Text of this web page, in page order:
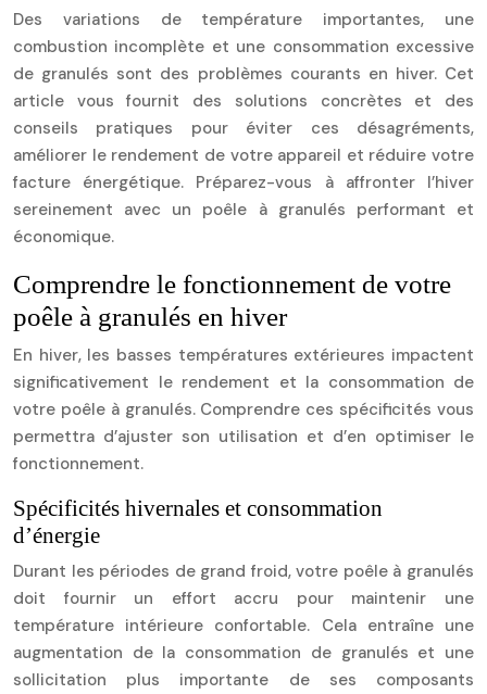
Des variations de température importantes, une
combustion incomplète et une consommation excessive
de granulés sont des problèmes courants en hiver. Cet
article vous fournit des solutions concrètes et des
conseils pratiques pour éviter ces désagréments,
améliorer le rendement de votre appareil et réduire votre
facture énergétique. Préparez-vous à affronter l’hiver
sereinement avec un poêle à granulés performant et
économique.
Comprendre le fonctionnement de votre
poêle à granulés en hiver
En hiver, les basses températures extérieures impactent
significativement le rendement et la consommation de
votre poêle à granulés. Comprendre ces spécificités vous
permettra d’ajuster son utilisation et d’en optimiser le
fonctionnement.
Spécificités hivernales et consommation
d’énergie
Durant les périodes de grand froid, votre poêle à granulés
doit fournir un effort accru pour maintenir une
température intérieure confortable. Cela entraîne une
augmentation de la consommation de granulés et une
sollicitation plus importante de ses composants